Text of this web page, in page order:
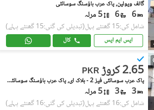
گالف ویولین, پاک عرب ہاؤسنگ سوسائٹی
6
6 5 مرلہ
شامل کی:15 گھنٹے پہل (تبدیلی کی گئی:15 گھنٹے پہلے)
ایس ایم ایس کال
PKR 2.65 کروڑ
پاک عرب سوسائٹی فیز 2 - بلاک ای, پاک عرب ہاؤسنگ سوسائٹی فیز 2
3
3 5 مرلہ
شامل کی:16 گھنٹے پہل (تبدیلی کی گئی:16 گھنٹے پہلے)